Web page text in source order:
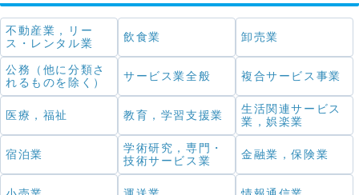
不動産業，リー
ス・レンタル業
飲食業 卸売業
公務（他に分類さ
れるものを除く）
サービス業全般 複合サービス事業
医療，福祉 教育，学習支援業
生活関連サービス
業，娯楽業
宿泊業
学術研究，専門・
技術サービス業
金融業，保険業